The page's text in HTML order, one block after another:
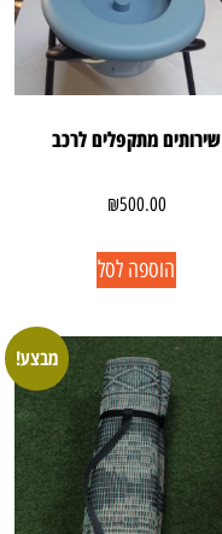
שירותים מתקפלים לרכב
₪500.00
הוספה לסל
מבצע!